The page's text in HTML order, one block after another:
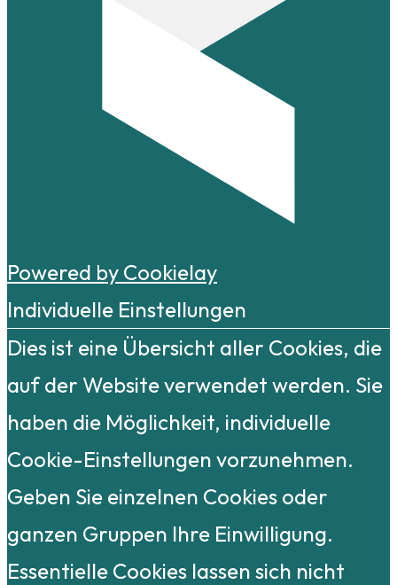
Powered by Cookielay
Individuelle Einstellungen
Dies ist eine Übersicht aller Cookies, die
auf der Website verwendet werden. Sie
haben die Möglichkeit, individuelle
Cookie-Einstellungen vorzunehmen.
Geben Sie einzelnen Cookies oder
ganzen Gruppen Ihre Einwilligung.
Essentielle Cookies lassen sich nicht